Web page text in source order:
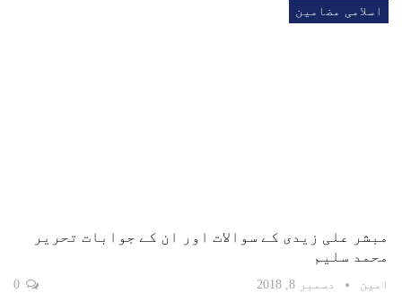
اسلامی مضامین
مبشر علی زیدی کے سوالات اور ان کے جوابات تحریر
محمد سلیم
امین دسمبر 8, 2018